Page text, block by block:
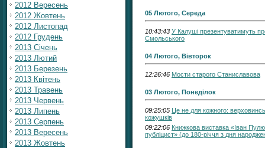
2012 Вересень
2012 Жовтень
2012 Листопад
2012 Грудень
2013 Січень
2013 Лютий
2013 Березень
2013 Квітень
2013 Травень
2013 Червень
2013 Липень
2013 Серпень
2013 Вересень
2013 Жовтень
05 Лютого, Середа
10:43:43 У Калуші презентуватимуть
Смольського
04 Лютого, Вівторок
12:26:46 Мости старого Станиславова
03 Лютого, Понеділок
09:25:05
Це не для кожного:
кожушків
09:22:06 Книжкова виставка «Іван
публіцист» (до 180-річчя з дня